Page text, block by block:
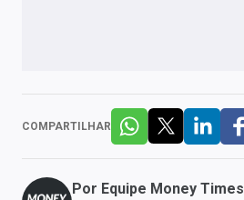
COMPARTILHAR
Por Equipe Money Times